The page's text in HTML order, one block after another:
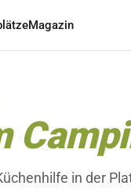
Magazin
in der